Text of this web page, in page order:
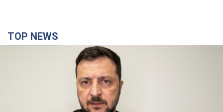
TOP NEWS